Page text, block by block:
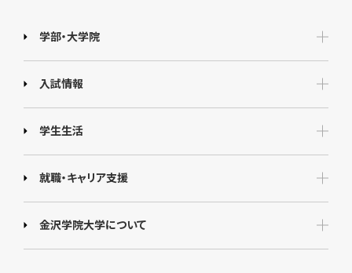
学部・大学院
入試情報
学生生活
就職・キャリア支援
金沢学院大学について